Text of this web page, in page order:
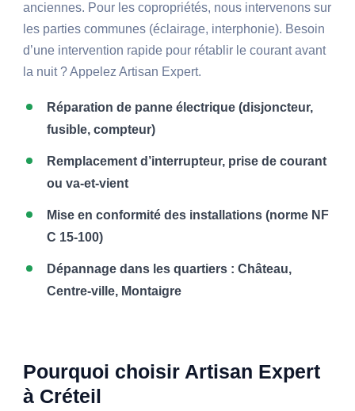
anciennes. Pour les copropriétés, nous intervenons sur
les parties communes (éclairage, interphonie). Besoin
d’une intervention rapide pour rétablir le courant avant
la nuit ? Appelez Artisan Expert.
Réparation de panne électrique (disjoncteur,
fusible, compteur)
Remplacement d’interrupteur, prise de courant
ou va-et-vient
Mise en conformité des installations (norme NF
C 15-100)
Dépannage dans les quartiers : Château,
Centre-ville, Montaigre
Pourquoi choisir Artisan Expert
à Créteil